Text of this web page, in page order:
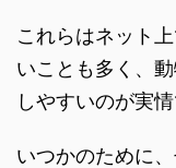
これらはネット
いことも多く、
しやすいのが実情
いつかのために